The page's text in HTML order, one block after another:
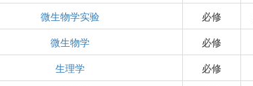
微生物学实验 必修
微生物学 必修
生理学 必修